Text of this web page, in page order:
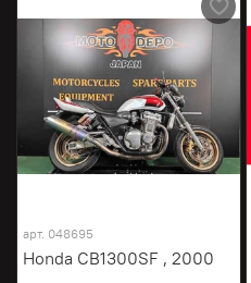
арт. 048695
Honda CB1300SF , 2000